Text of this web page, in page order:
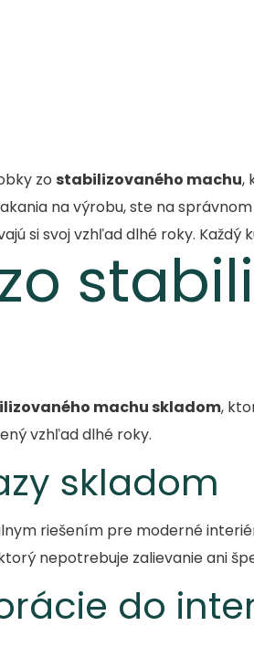
zo stabilizovaného machu,
na výrobu, ste na
si svoj vzhľad dlhé roky.
machu skladom,
vzhľad dlhé roky.
skladom
riešením pre moderné
nepotrebuje zalievanie ani
do